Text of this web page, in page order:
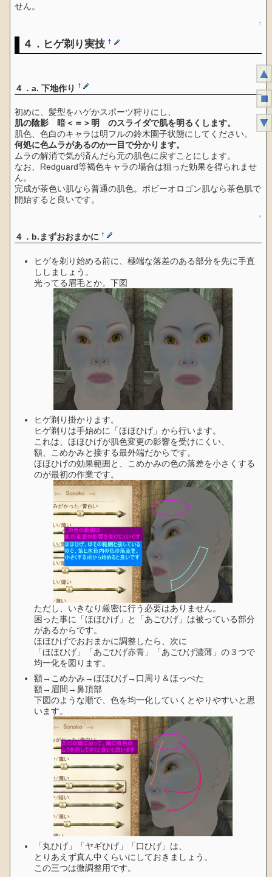
せん。
↑
４．ヒゲ剃り実技†
↑
４．a. 下地作り†
初めに、髪型をハゲかスポーツ狩りにし、
肌の陰影 暗＜＝＞明 のスライダで肌を明るくします。
肌色、色白のキャラは明フルの鈴木園子状態にしてください。
何処に色ムラがあるのか一目で分かります。
ムラの解消で気が済んだら元の肌色に戻すことにします。
なお、Redguard等褐色キャラの場合は狙った効果を得られませ
ん。
完成が茶色い肌なら普通の肌色。ボビーオロゴン肌なら茶色肌で
開始すると良いです。
↑
４．b.まずおおまかに†
ヒゲを剃り始める前に、極端な落差のある部分を先に手直
ししましょう。
光ってる眉毛とか。下図
ヒゲ剃り掛かります。
ヒゲ剃りは手始めに「ほほひげ」から行います。
これは、ほほひげが肌色変更の影響を受けにくい、
額、こめかみと接する最外端だからです。
ほほひげの効果範囲と、こめかみの色の落差を小さくする
のが最初の作業です。
ただし、いきなり厳密に行う必要はありません。
困った事に「ほほひげ」と「あごひげ」は被っている部分
があるからです。
ほほひげでおおまかに調整したら、次に
「ほほひげ」「あごひげ赤青」「あごひげ濃薄」の３つで
均一化を図ります。
額→こめかみ→ほほひげ→口周り＆ほっぺた
額→眉間→鼻頂部
下図のような順で、色を均一化していくとやりやすいと思
います。
「丸ひげ」「ヤギひげ」「口ひげ」は、
とりあえず真ん中くらいにしておきましょう。
この三つは微調整用です。
▲
■
▼